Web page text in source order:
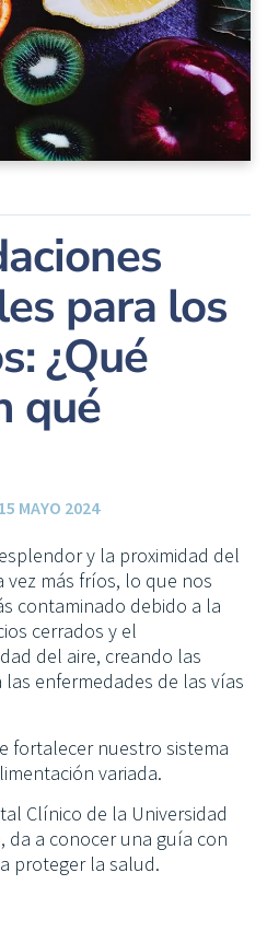
para los
¿Qué
qué
15 MAYO 2024
y la proximidad del
vez más fríos, lo que nos
contaminado debido a la
cerrados y el
del aire, creando las
enfermedades de las vías
fortalecer nuestro sistema
variada.
Clínico de la Universidad
da a conocer una guía con
proteger la salud.